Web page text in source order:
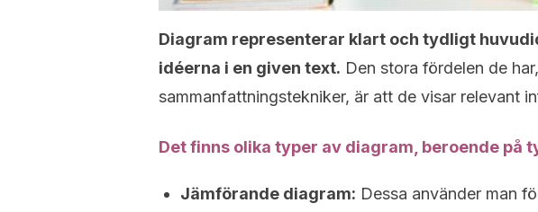
Diagram representerar klart och tydligt
idéerna i en given text. Den stora fördelen de
sammanfattningstekniker, är att de visar relevant
Det finns olika typer av diagram, beroende på
Jämförande diagram: Dessa använder man